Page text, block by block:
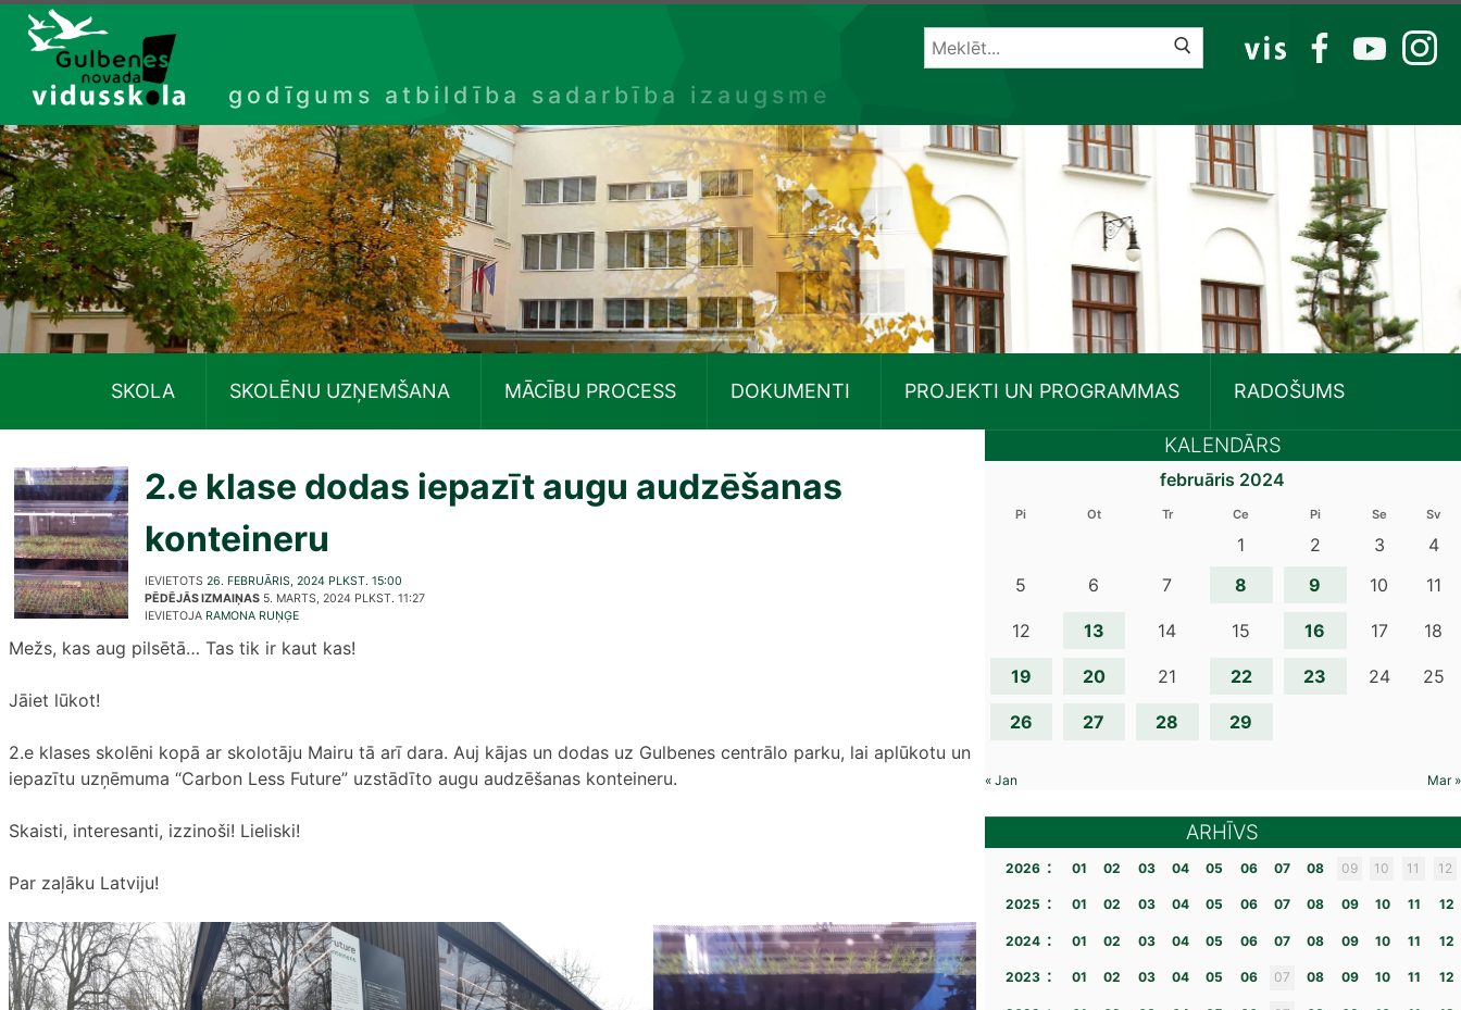
Izlaist
godīgums atbildība sadarbība izaugsme
VIS FB YT IG
SKOLA SKOLĒNU UZŅEMŠANA MĀCĪBU PROCESS DOKUMENTI PROJEKTI UN PROGRAMMAS RADOŠUMS
2.e klase dodas iepazīt augu audzēšanas
konteineru
IEVIETOTS 26. FEBRUĀRIS, 2024 PLKST. 15:00
PĒDĒJĀS IZMAIŅAS 5. MARTS, 2024 PLKST. 11:27
IEVIETOJA RAMONA RUŅĢE
Mežs, kas aug pilsētā… Tas tik ir kaut kas!
Jāiet lūkot!
2.e klases skolēni kopā ar skolotāju Mairu tā arī dara. Auj kājas un dodas uz Gulbenes centrālo parku, lai aplūkotu un
iepazītu uzņēmuma “Carbon Less Future” uzstādīto augu audzēšanas konteineru.
Skaisti, interesanti, izzinoši! Lieliski!
Par zaļāku Latviju!
KALENDĀRS
februāris 2024
Pi Ot Tr Ce Pi Se Sv
1 2 3
4
5
6 7 8 9 10 11
12 13 14 15 16 17 18
19 20 21 22 23 24 25
26 27 28 29
« Jan Mar »
ARHĪVS
2026 : 01 02 03 04 05 06 07 08 09 10 11 12
2025 : 01 02 03 04 05 06 07 08 09 10 11 12
2024 : 01 02 03 04 05 06 07 08 09 10 11 12
2023 : 01 02 03 04 05 06 07 08 09 10 11 12